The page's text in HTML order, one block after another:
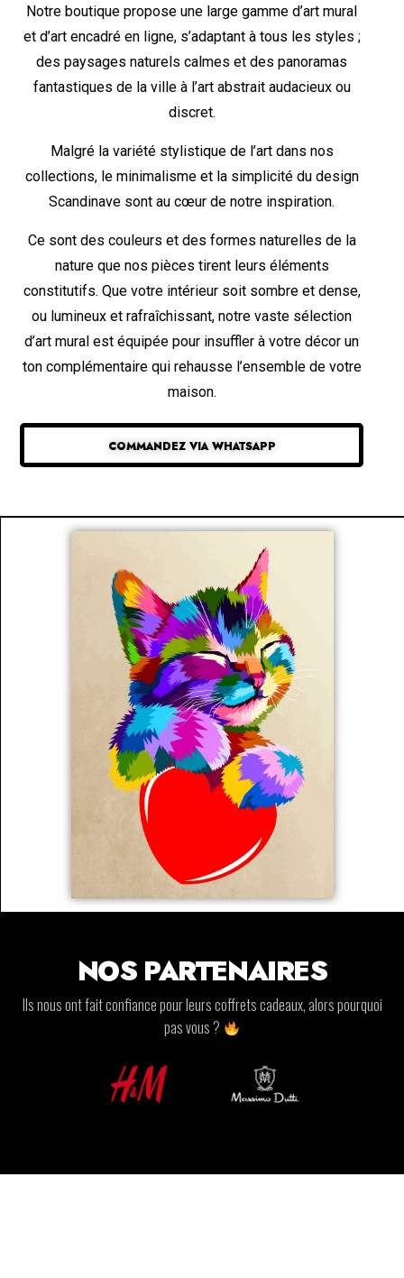
Notre boutique propose une large gamme d’art mural
et d’art encadré en ligne, s’adaptant à tous les styles ;
des paysages naturels calmes et des panoramas
fantastiques de la ville à l’art abstrait audacieux ou
discret.
Malgré la variété stylistique de l’art dans nos
collections, le minimalisme et la simplicité du design
Scandinave sont au cœur de notre inspiration.
Ce sont des couleurs et des formes naturelles de la
nature que nos pièces tirent leurs éléments
constitutifs. Que votre intérieur soit sombre et dense,
ou lumineux et rafraîchissant, notre vaste sélection
d’art mural est équipée pour insuffler à votre décor un
ton complémentaire qui rehausse l’ensemble de votre
maison.
COMMANDEZ VIA WHATSAPP
NOS PARTENAIRES
Ils nous ont fait confiance pour leurs coffrets cadeaux, alors pourquoi
pas vous ?